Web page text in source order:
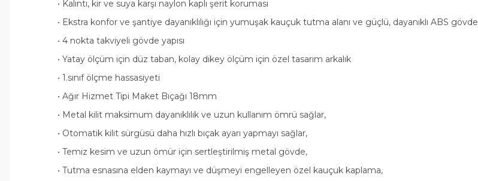
• Kalıntı, kir ve suya karşı naylon kaplı şerit koruması
• Ekstra konfor ve şantiye dayanıklılığı için yumuşak kauçuk tutma alanı ve güçlü, dayanıklı ABS gövde
• 4 nokta takviyeli gövde yapısı
• Yatay ölçüm için düz taban, kolay dikey ölçüm için özel tasarım arkalık
• 1.sınıf ölçme hassasiyeti
• Ağır Hizmet Tipi Maket Bıçağı 18mm
• Metal kilit maksimum dayanıklılık ve uzun kullanım ömrü sağlar,
• Otomatik kilit sürgüsü daha hızlı bıçak ayarı yapmayı sağlar,
• Temiz kesim ve uzun ömür için sertleştirilmiş metal gövde,
• Tutma esnasına elden kaymayı ve düşmeyi engelleyen özel kauçuk kaplama,